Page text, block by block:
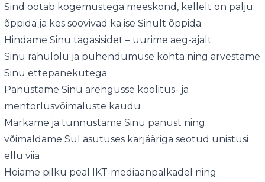
Sind ootab kogemustega meeskond, kellelt on palju
õppida ja kes soovivad ka ise Sinult õppida
Hindame Sinu tagasisidet – uurime aeg-ajalt
Sinu rahulolu ja pühendumuse kohta ning arvestame
Sinu ettepanekutega
Panustame Sinu arengusse koolitus- ja
mentorlusvõimaluste kaudu
Märkame ja tunnustame Sinu panust ning
võimaldame Sul asutuses karjääriga seotud unistusi
ellu viia
Hoiame pilku peal IKT-mediaanpalkadel ning